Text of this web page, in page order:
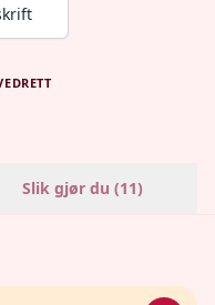
Slik gjør du (11)